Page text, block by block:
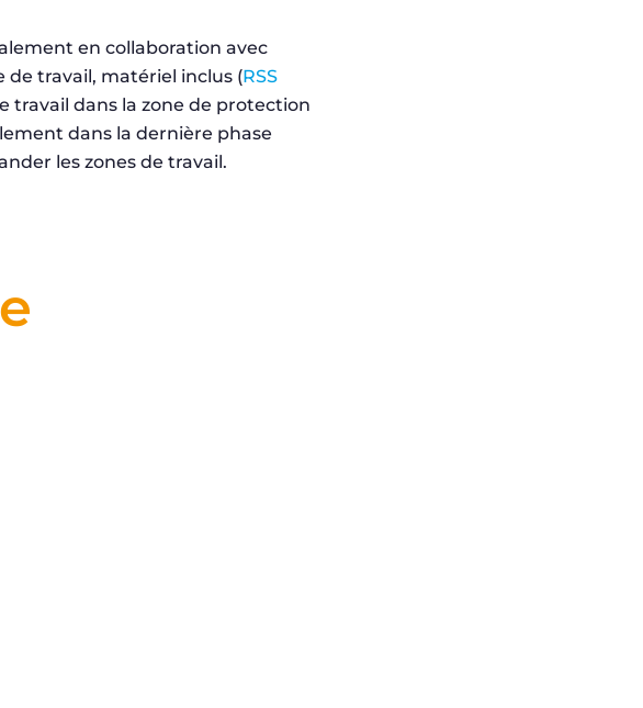
en collaboration avec
travail, matériel inclus (RSS
travail dans la zone de protection
dans la dernière phase
les zones de travail.